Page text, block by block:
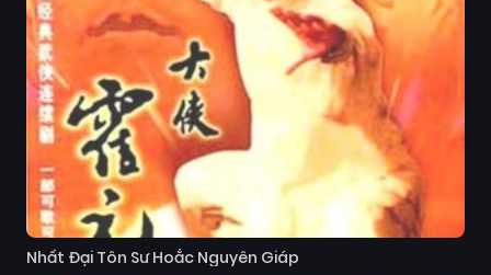
Nhất Đại Tôn Sư Hoắc Nguyên Giáp